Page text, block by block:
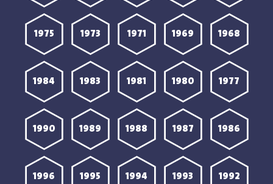
1968
1969
1971
1973
1975
1977
1980
1981
1983
1984
1986
1987
1988
1989
1990
1992
1993
1994
1995
1996